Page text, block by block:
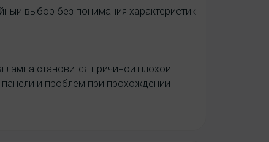
выбор без понимания характеристик
становится причинои плохои
и проблем при прохождении